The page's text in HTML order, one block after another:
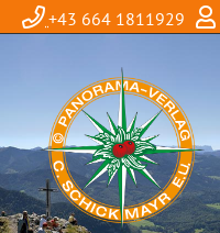
+43 664 1811929